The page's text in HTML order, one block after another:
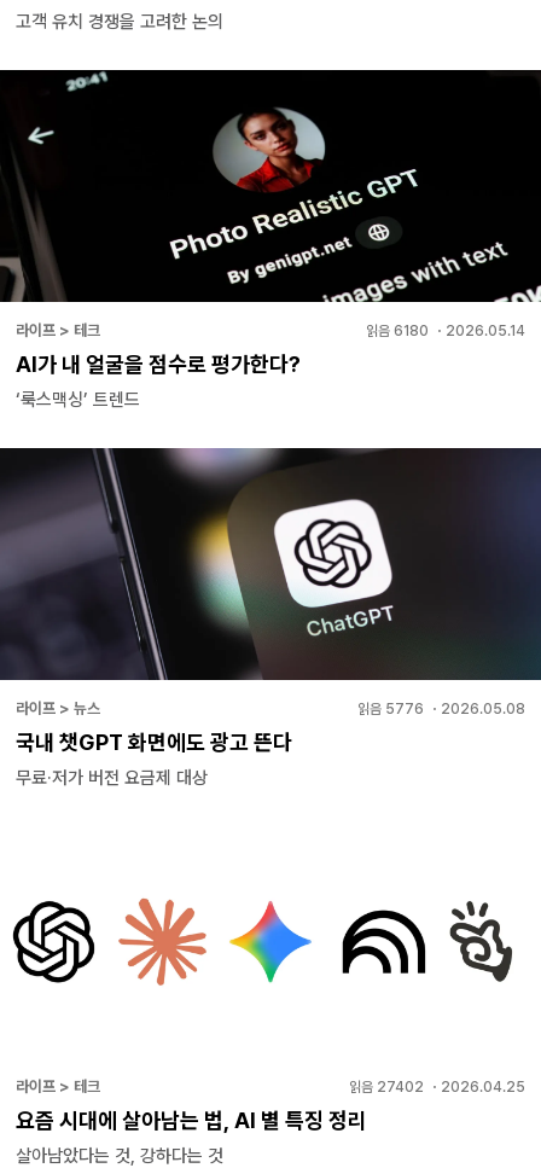
고객 유치 경쟁을 고려한 논의
라이프 > 테크 읽음 6180 ・ 2026.05.14
AI가 내 얼굴을 점수로 평가한다?
‘룩스맥싱’ 트렌드
라이프 > 뉴스 읽음 5776 ・ 2026.05.08
국내 챗GPT 화면에도 광고 뜬다
무료·저가 버전 요금제 대상
라이프 > 테크 읽음 27402 ・ 2026.04.25
요즘 시대에 살아남는 법, AI 별 특징 정리
살아남았다는 것, 강하다는 것